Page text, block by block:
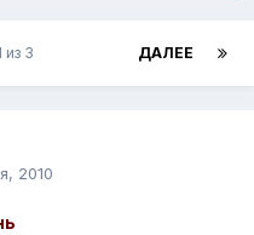
ДАЛЕЕ
из 3
2010